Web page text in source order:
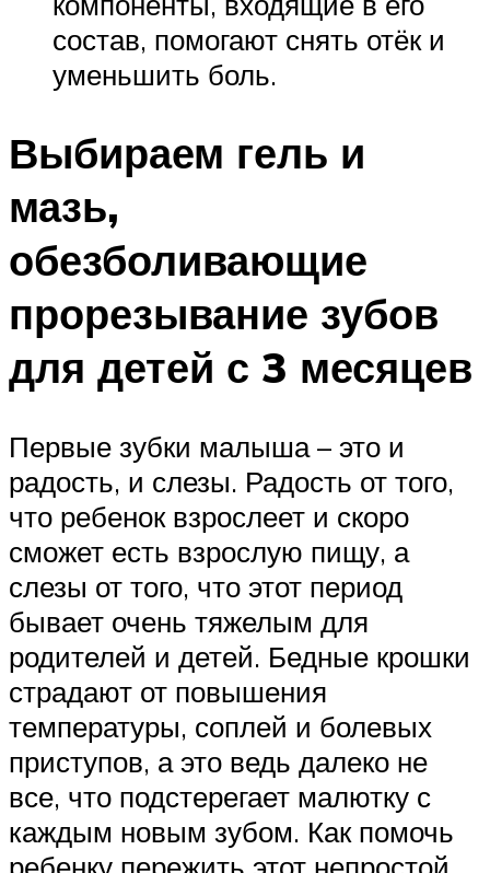
состав, помогают снять отёк и
уменьшить боль.
Выбираем гель и
мазь,
обезболивающие
прорезывание зубов
для детей с 3 месяцев
Первые зубки малыша – это и
радость, и слезы. Радость от того,
что ребенок взрослеет и скоро
сможет есть взрослую пищу, а
слезы от того, что этот период
бывает очень тяжелым для
родителей и детей. Бедные крошки
страдают от повышения
температуры, соплей и болевых
приступов, а это ведь далеко не
все, что подстерегает малютку с
каждым новым зубом. Как помочь